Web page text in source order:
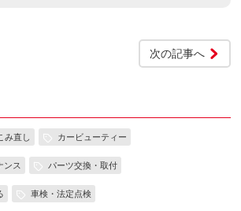
次の記事へ
み直し カービューティー
ンス パーツ交換・取付
車検・法定点検